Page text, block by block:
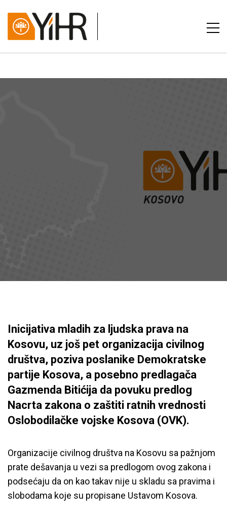
Inicijativa mladih za ljudska prava na
Kosovu, uz još pet organizacija civilnog
društva, poziva poslanike Demokratske
partije Kosova, a posebno predlagača
Gazmenda Bitićija da povuku predlog
Nacrta zakona o zaštiti ratnih vrednosti
Oslobodilačke vojske Kosova (OVK).
Organizacije civilnog društva na Kosovu sa pažnjom
prate dešavanja u vezi sa predlogom ovog zakona i
podsećaju da on kao takav nije u skladu sa pravima i
slobodama koje su propisane Ustavom Kosova.